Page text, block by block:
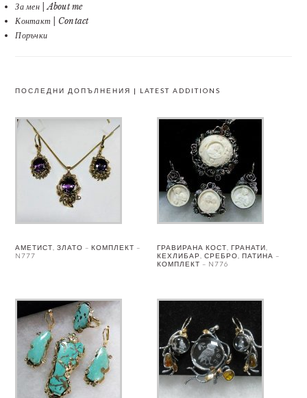
За мен | About me
Контакт | Contact
Поръчки
ПОСЛЕДНИ ДОПЪЛНЕНИЯ | LATEST ADDITIONS
АМЕТИСТ, ЗЛАТО – КОМПЛЕКТ –
N777
ГРАВИРАНА КОСТ, ГРАНАТИ,
КЕХЛИБАР, СРЕБРО, ПАТИНА –
КОМПЛЕКТ – N776